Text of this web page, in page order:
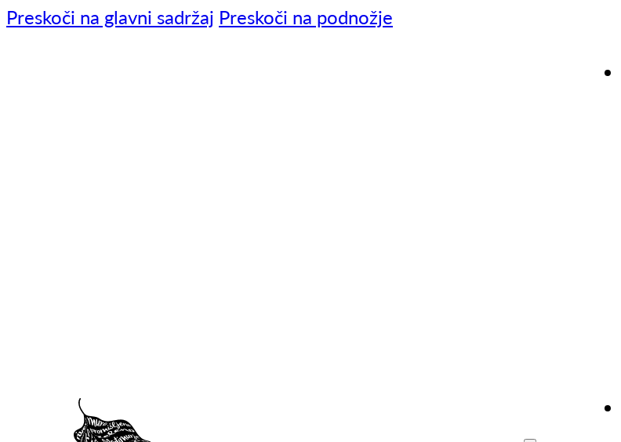
Preskoči na glavni sadržaj Preskoči na podnožje